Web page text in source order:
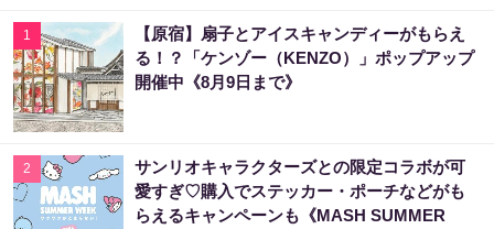
1
【原宿】扇子とアイスキャンディーがもらえ
る！？「ケンゾー（KENZO）」ポップアップ
開催中《8月9日まで》
2
サンリオキャラクターズとの限定コラボが可
愛すぎ♡購入でステッカー・ポーチなどがも
らえるキャンペーンも《MASH SUMMER